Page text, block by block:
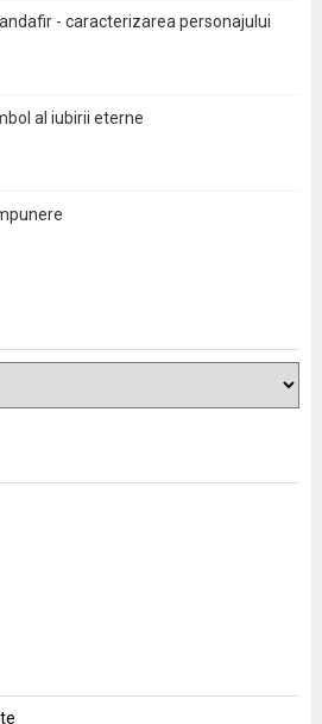
- caracterizarea personajului
al iubirii eterne